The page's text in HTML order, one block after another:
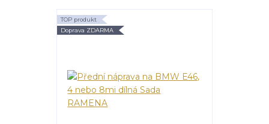
TOP produkt
Doprava ZDARMA